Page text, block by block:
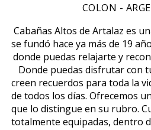
COLON -
Cabañas Altos de Artalaz es
se fundó hace ya más de 19
donde puedas relajarte y
Donde puedas disfrutar con
creen recuerdos para toda la
de todos los días. Ofrecemos
que lo distingue en su rubro.
totalmente equipadas, dentro